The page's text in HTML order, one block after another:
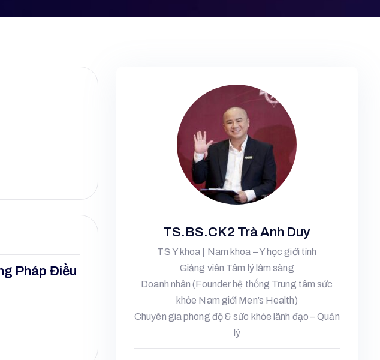
Pháp Điều
TS.BS.CK2 Trà Anh Duy
TS Y khoa | Nam khoa – Y học giới tính
Giảng viên Tâm lý lâm sàng
Doanh nhân (Founder hệ thống Trung tâm sức
khỏe Nam giới Men’s Health)
Chuyên gia phong độ & sức khỏe lãnh đạo – Quản
lý